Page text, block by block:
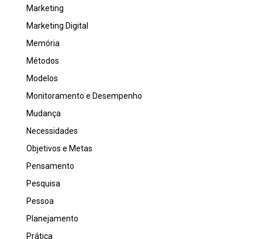
Marketing
Marketing Digital
Memória
Métodos
Modelos
Monitoramento e Desempenho
Mudança
Necessidades
Objetivos e Metas
Pensamento
Pesquisa
Pessoa
Planejamento
Prática